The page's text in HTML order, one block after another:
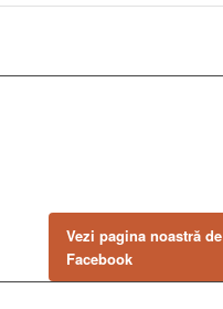
NE GĂSEȘTI PE
Vezi pagina noastră de
Facebook